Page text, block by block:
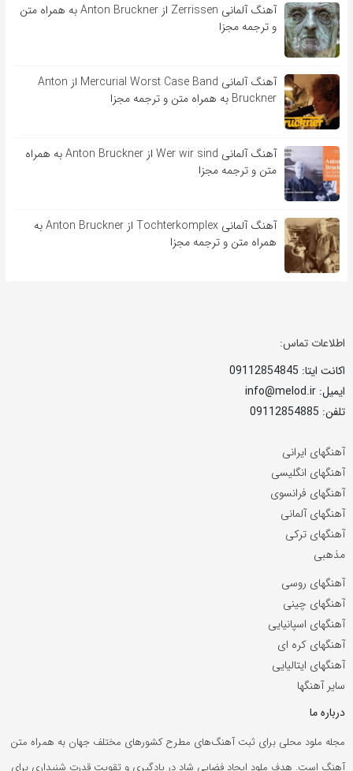
آهنگ آلمانی Zerrissen از Anton Bruckner به همراه متن
و ترجمه مجزا
آهنگ آلمانی Mercurial Worst Case Band از Anton
Bruckner به همراه متن و ترجمه مجزا
آهنگ آلمانی Wer wir sind از Anton Bruckner به همراه
متن و ترجمه مجزا
آهنگ آلمانی Tochterkomplex از Anton Bruckner به
همراه متن و ترجمه مجزا
اطلاعات تماس:
اکانت ایتا: 09112854845
ایمیل: info@melod.ir
تلفن: 09112854885
آهنگهای ایرانی
آهنگهای انگلیسی
آهنگهای فرانسوی
آهنگهای آلمانی
آهنگهای ترکی
مذهبی
آهنگهای روسی
آهنگهای چینی
آهنگهای اسپانیایی
آهنگهای کره ای
آهنگهای ایتالیایی
سایر آهنگها
درباره ما
مجله ملود محلی برای ثبت آهنگ‌های مطرح کشورهای مختلف جهان به همراه متن
آهنگ است. هدف ملود ایجاد فضایی شاد در یادگیری و تقویت قدرت شنیداری برای